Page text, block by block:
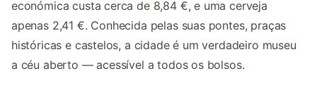
económica custa cerca de 8,84 €, e uma cerveja
apenas 2,41 €. Conhecida pelas suas pontes, praças
históricas e castelos, a cidade é um verdadeiro museu
a céu aberto — acessível a todos os bolsos.